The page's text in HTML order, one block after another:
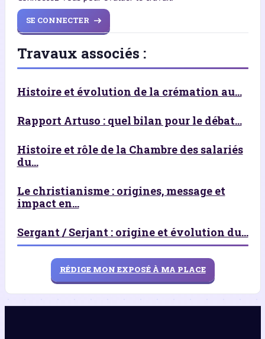
SE CONNECTER
Travaux associés :
Histoire et évolution de la crémation au...
Rapport Artuso : quel bilan pour le débat...
Histoire et rôle de la Chambre des salariés
du...
Le christianisme : origines, message et
impact en...
Sergant / Serjant : origine et évolution du...
RÉDIGE MON EXPOSÉ À MA PLACE